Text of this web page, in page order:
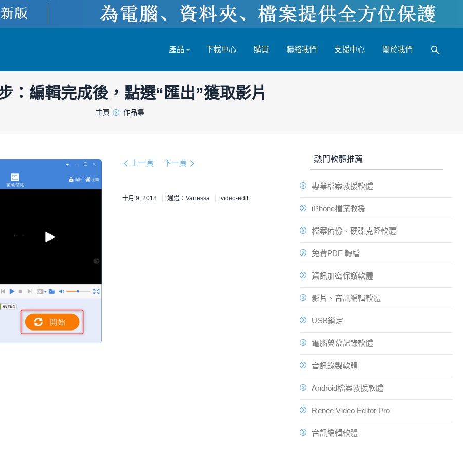
產品 下載中心 購買 聯絡我們 支援中心 關於我們
：編輯完成後，點選“匯出”獲取影片
主頁 作品集
上一頁 下一頁
十月 9, 2018 通過：Vanessa video-edit
熱門軟體推薦
專業檔案救援軟體
iPhone檔案救援
檔案備份、硬碟克隆軟體
免費PDF 轉檔
資訊加密保護軟體
影片、音訊編輯軟體
USB鎖定
電腦熒幕記錄軟體
音訊錄製軟體
Android檔案救援軟體
Renee Video Editor Pro
音訊編輯軟體